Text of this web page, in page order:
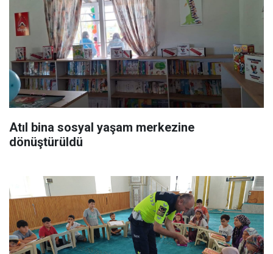
Atıl bina sosyal yaşam merkezine
dönüştürüldü